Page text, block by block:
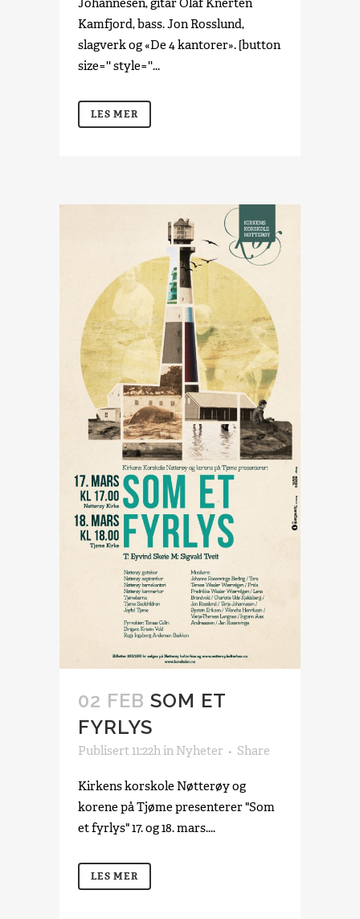
Kamfjord, bass. Jon Rosslund,
slagverk og «De 4 kantorer». [button
size='' style=''...
LES MER
02 FEB SOM ET
FYRLYS
Publisert 11:22hin Nyheter Share
Kirkens korskole Nøtterøy og
korene på Tjøme presenterer "Som
et fyrlys" 17. og 18. mars....
LES MER